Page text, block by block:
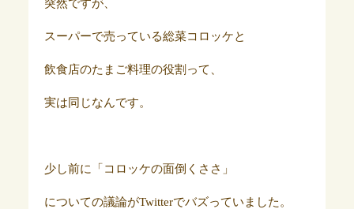
突然ですが、
スーパーで売っている総菜コロッケと
飲食店のたまご料理の役割って、
実は同じなんです。
少し前に「コロッケの面倒くささ」
についての議論がTwitterでバズっていました。